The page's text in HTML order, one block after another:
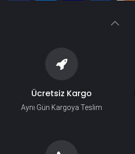
Ücretsiz Kargo
Aynı Gün Kargoya Teslim